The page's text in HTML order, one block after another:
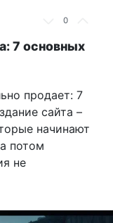
0
7 основных
продает: 7
сайта –
начинают
потом
не